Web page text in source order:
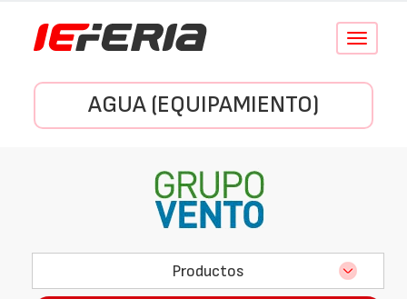
Conmutar
AGUA (EQUIPAMIENTO)
Productos